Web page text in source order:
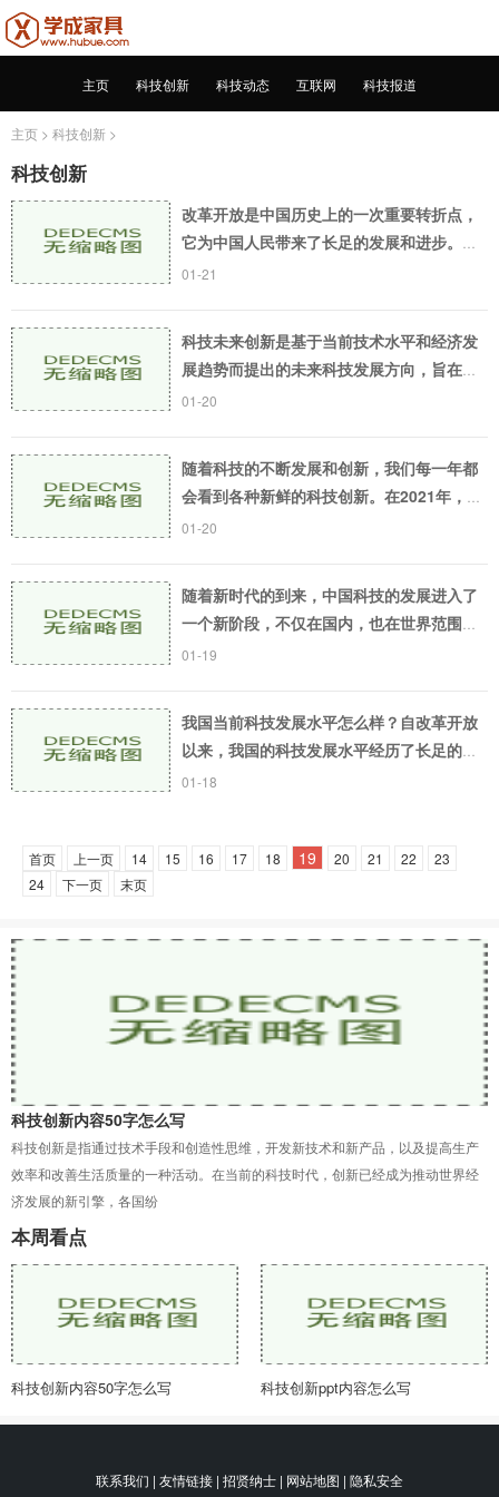
主页 科技创新 科技动态 互联网 科技报道
主页 > 科技创新 >
科技创新
改革开放是中国历史上的一次重要转折点，
它为中国人民带来了长足的发展和进步。在
改革开放的过程中，科技成为了中国发展的
01-21
科技未来创新是基于当前技术水平和经济发
展趋势而提出的未来科技发展方向，旨在促
进社会经济的持续稳定发展。科技未来创新
01-20
随着科技的不断发展和创新，我们每一年都
会看到各种新鲜的科技创新。在2021年，这
些创新仍在继续。它们范围广泛，涉及到诸
01-20
随着新时代的到来，中国科技的发展进入了
一个新阶段，不仅在国内，也在世界范围内
拥有了更加广泛的影响力。下面就让我们来
01-19
我国当前科技发展水平怎么样？自改革开放
以来，我国的科技发展水平经历了长足的进
步，尤其是在信息化、生物技术、新材料等
01-18
首页 上一页 14 15 16 17 18 19 20 21 22
23
24
下一页 末页
科技创新内容50字怎么写
科技创新是指通过技术手段和创造性思维，开发新技术和新产品，以及提高生产
效率和改善生活质量的一种活动。在当前的科技时代，创新已经成为推动世界经
济发展的新引擎，各国纷
本周看点
科技创新内容50字怎么写 科技创新ppt内容怎么写
联系我们 | 友情链接 | 招贤纳士 | 网站地图 | 隐私安全